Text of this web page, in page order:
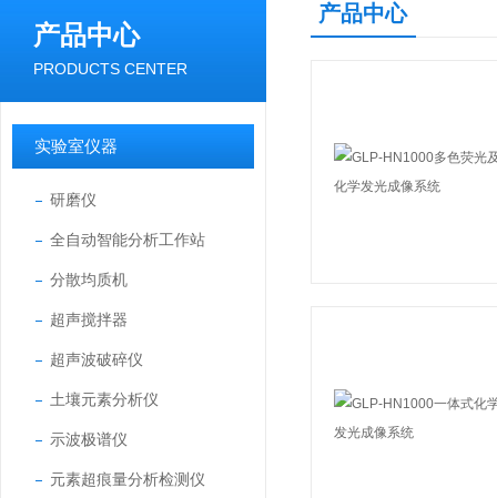
产品中心
PRODUCTS CENTER
实验室仪器
研磨仪
全自动智能分析工作站
分散均质机
超声搅拌器
超声波破碎仪
土壤元素分析仪
示波极谱仪
元素超痕量分析检测仪
产品中心